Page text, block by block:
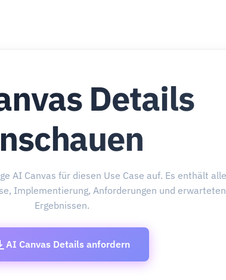
Details
AI Canvas für diesen Use Case auf. Es enthält alle
Implementierung, Anforderungen und erwarteten
Ergebnissen.
AI Canvas Details anfordern